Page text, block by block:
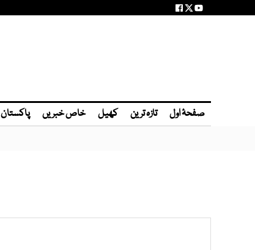
صفحۂ اول تازہ ترین کھیل خاص خبریں پاکستان